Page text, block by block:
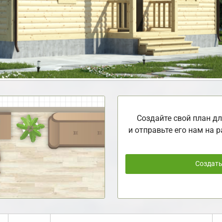
Создайте свой план
и отправьте его нам на
Создать